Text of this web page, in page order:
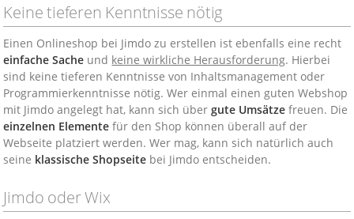
Keine tieferen Kenntnisse nötig
Einen Onlineshop bei Jimdo zu erstellen ist ebenfalls eine recht
einfache Sache und keine wirkliche Herausforderung. Hierbei
sind keine tieferen Kenntnisse von Inhaltsmanagement oder
Programmierkenntnisse nötig. Wer einmal einen guten Webshop
mit Jimdo angelegt hat, kann sich übergute Umsätze freuen. Die
einzelnen Elemente für den Shop können überall auf der
Webseite platziert werden. Wer mag, kann sich natürlich auch
seine klassische Shopseite bei Jimdo entscheiden.
Jimdo oder Wix